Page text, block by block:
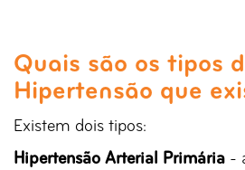
Quais são os tipos
Hipertensão que
Existem dois tipos:
Hipertensão Arterial Primária -